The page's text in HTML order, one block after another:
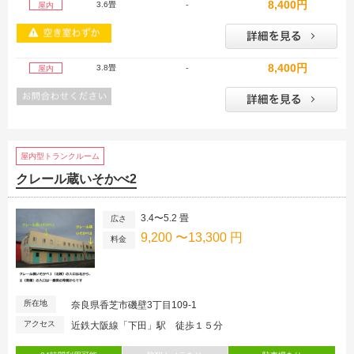
屋内 3.6畳 - 8,400円
屋内 3.8畳 - 8,400円
屋内型トランクルーム
クレール蔵いそかべ2
広さ 3.4〜5.2 畳
料金 9,200 〜13,300 円
所在地 奈良県香芝市磯壁3丁目109-1
アクセス 近鉄大阪線「下田」駅 徒歩１５分